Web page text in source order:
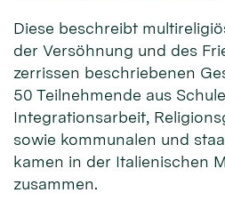
Diese beschreibt
der Versöhnung und des
zerrissen beschriebenen
50 Teilnehmende aus
Integrationsarbeit,
sowie kommunalen und
kamen in der Italienischen
zusammen.